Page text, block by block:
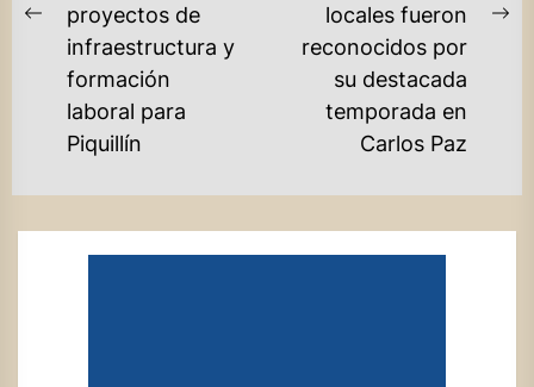
Previous
post:
proyectos de
infraestructura y
formación
laboral para
Piquillín
locales fueron
reconocidos por
su destacada
temporada en
Carlos Paz